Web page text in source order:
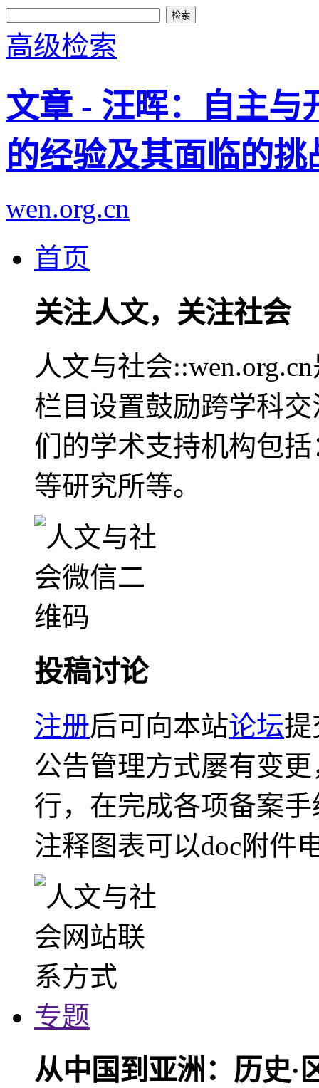
高级检索
文章 - 汪晖：自主与
的经验及其面临的挑
wen.org.cn
首页
关注人文，关注社会
人文与社会
栏目设置鼓励跨学科
们的学术支持机构包
等研究所等。
投稿讨论
注册后可向本站论坛提
公告管理方式屡有变
行，在完成各项备案
注释图表可以doc附件
专题
从中国到亚洲：历史·